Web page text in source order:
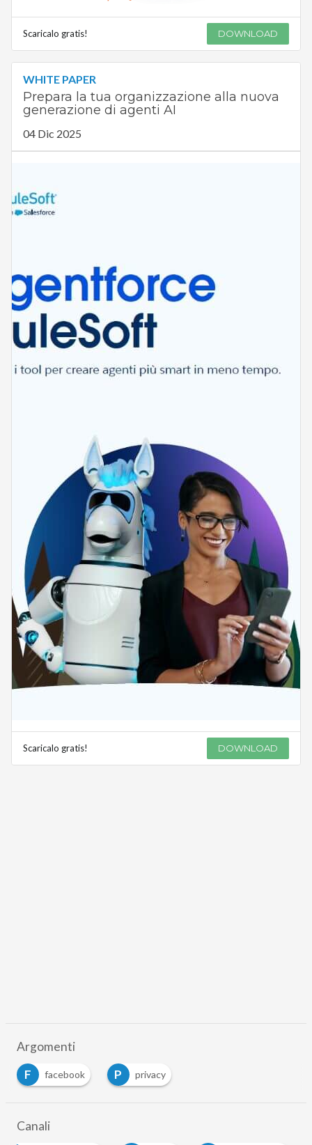
Scaricalo gratis! DOWNLOAD
WHITE PAPER
Prepara la tua organizzazione alla nuova
generazione di agenti AI
04 Dic 2025
Scaricalo gratis! DOWNLOAD
Argomenti
F
facebook P privacy
Canali